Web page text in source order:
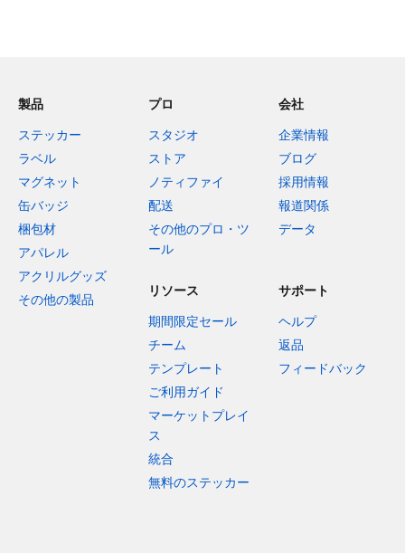
製品
ステッカー
ラベル
マグネット
缶バッジ
梱包材
アパレル
アクリルグッズ
その他の製品
プロ
スタジオ
ストア
ノティファイ
配送
その他のプロ・ツ
ール
会社
企業情報
ブログ
採用情報
報道関係
データ
リソース
期間限定セール
チーム
テンプレート
ご利用ガイド
マーケットプレイ
ス
統合
無料のステッカー
サポート
ヘルプ
返品
フィードバック